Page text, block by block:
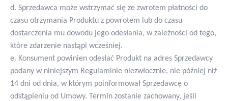
d. Sprzedawca może wstrzymać się ze zwrotem płatności do
czasu otrzymania Produktu z powrotem lub do czasu
dostarczenia mu dowodu jego odesłania, w zależności od tego,
które zdarzenie nastąpi wcześniej.
e. Konsument powinien odesłać Produkt na adres Sprzedawcy
podany w niniejszym Regulaminie niezwłocznie, nie później niż
14 dni od dnia, w którym poinformował Sprzedawcę o
odstąpieniu od Umowy. Termin zostanie zachowany, jeśli